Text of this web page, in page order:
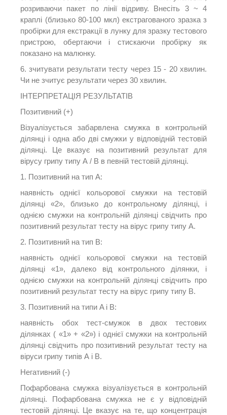
розриваючи пакет по лінії відриву. Внесіть 3 ~ 4
краплі (близько 80-100 мкл) екстрагованого зразка з
пробірки для екстракції в лунку для зразку тестового
пристрою, обертаючи і стискаючи пробірку як
показано на малюнку.
6. зчитувати результати тесту через 15 - 20 хвилин.
Чи не зчитує результати через 30 хвилин.
ІНТЕРПРЕТАЦІЯ РЕЗУЛЬТАТІВ
Позитивний (+)
Візуалізується забарвлена ​​смужка в контрольній
ділянці і одна або дві смужки у відповідній тестовій
ділянці. Це вказує на позитивний результат для
вірусу грипу типу А / В в певній тестовій ділянці.
1. Позитивний на тип А:
наявність однієї кольорової смужки на тестовій
ділянці «2», близько до контрольному ділянці, і
однією смужки на контрольній ділянці свідчить про
позитивний результат тесту на вірус грипу типу А.
2. Позитивний на тип B:
наявність однієї кольорової смужки на тестовій
ділянці «1», далеко від контрольного ділянки, і
однією смужки на контрольній ділянці свідчить про
позитивний результат тесту на вірус грипу типу B.
3. Позитивний на типи A і B:
наявність обох тест-смужок в двох тестових
ділянках ( «1» + «2») і однієї смужки на контрольній
ділянці свідчить про позитивний результат тесту на
віруси грипу типів А і B.
Негативний (-)
Пофарбована смужка візуалізується в контрольній
ділянці. Пофарбована смужка не є у відповідній
тестовій ділянці. Це вказує на те, що концентрація